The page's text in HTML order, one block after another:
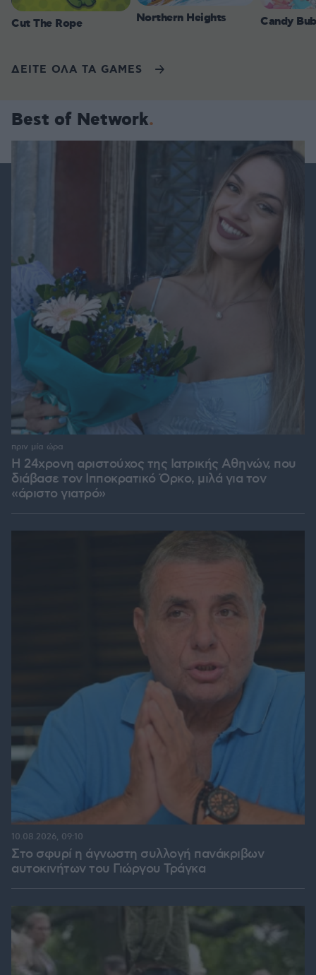
Cut The Rope Northern Heights Candy
ΔΕΙΤΕ ΟΛΑ ΤΑ GAMES
Best of Network
Η 24χρονη αριστούχος της Ιατρικής Αθηνών, που
διάβασε τον Ιπποκρατικό Όρκο, μιλά για τον
«άριστο γιατρό»
πριν μία ώρα
Στο σφυρί η άγνωστη συλλογή πανάκριβων
αυτοκινήτων του Γιώργου Τράγκα
10.08.2026, 09:10